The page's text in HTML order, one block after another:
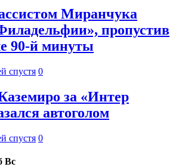
Миранчука
пропустив
90-й минуты
спустя 0
за «Интер
автоголом
спустя 0
Вс